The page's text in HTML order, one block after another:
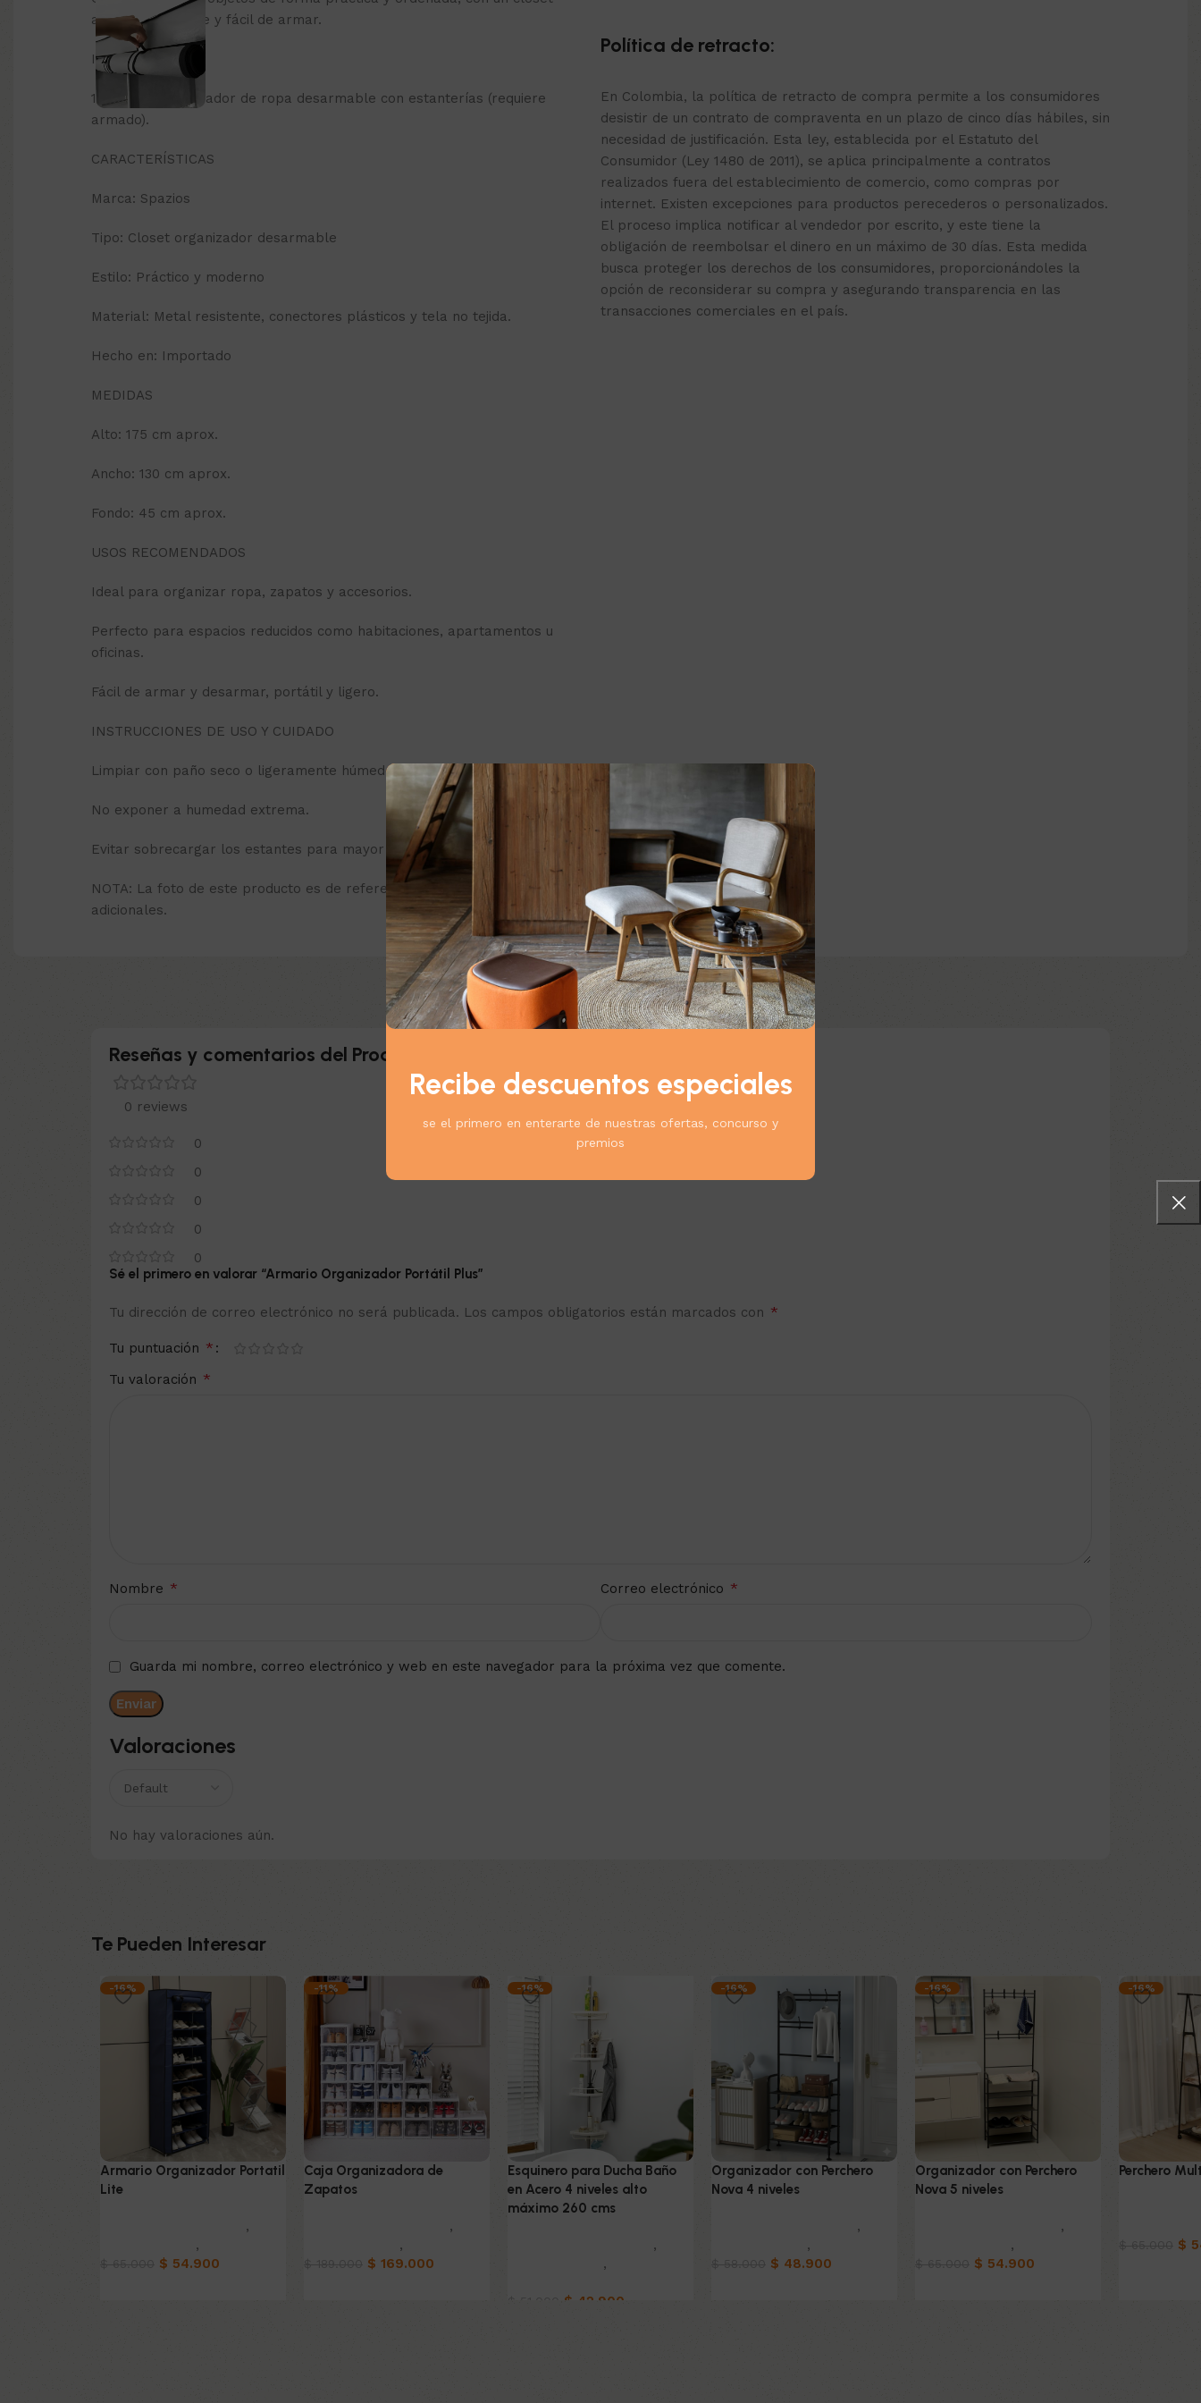
Recibe descuentos especiales
se el primero en enterarte de nuestras ofertas, concurso y
premios
amplio, resistente y fácil de armar.
INCLUYE
1 Armario organizador de ropa desarmable con estanterías (requiere
armado).
CARACTERÍSTICAS
Marca: Spazios
Tipo: Closet organizador desarmable
Estilo: Práctico y moderno
Material: Metal resistente, conectores plásticos y tela no tejida.
Hecho en: Importado
MEDIDAS
Alto: 175 cm aprox.
Ancho: 130 cm aprox.
Fondo: 45 cm aprox.
USOS RECOMENDADOS
Ideal para organizar ropa, zapatos y accesorios.
Perfecto para espacios reducidos como habitaciones, apartamentos u
oficinas.
Fácil de armar y desarmar, portátil y ligero.
INSTRUCCIONES DE USO Y CUIDADO
Limpiar con paño seco o ligeramente húmedo.
No exponer a humedad extrema.
Evitar sobrecargar los estantes para mayor durabilidad.
NOTA: La foto de este producto es de referencia. No incluye accesorios
adicionales.
Política de retracto:
En Colombia, la política de retracto de compra permite a los consumidores
desistir de un contrato de compraventa en un plazo de cinco días hábiles, sin
necesidad de justificación. Esta ley, establecida por el Estatuto del
Consumidor (Ley 1480 de 2011), se aplica principalmente a contratos
realizados fuera del establecimiento de comercio, como compras por
internet. Existen excepciones para productos perecederos o personalizados.
El proceso implica notificar al vendedor por escrito, y este tiene la
obligación de reembolsar el dinero en un máximo de 30 días. Esta medida
busca proteger los derechos de los consumidores, proporcionándoles la
opción de reconsiderar su compra y asegurando transparencia en las
transacciones comerciales en el país.
Reseñas y comentarios del Producto:
0 reviews
0
0
0
0
0
Valoraciones
No hay valoraciones aún.
Sé el primero en valorar “Armario Organizador Portátil Plus”
Tu dirección de correo electrónico no será publicada. Los campos obligatorios están marcados con *
Tu puntuación *
Tu valoración *
Nombre * Correo electrónico *
Guarda mi nombre, correo electrónico y web en este navegador para la próxima vez que comente.
Te Pueden Interesar
-16%
Armario Organizador Portatil
Lite
,
,
$ 54.900
-11%
Caja Organizadora de
Zapatos
,
,
$ 169.000
-16%
Esquinero para Ducha Baño
en Acero 4 niveles alto
máximo 260 cms
,
,
$ 42.900
-16%
Organizador con Perchero
Nova 4 niveles
,
,
$ 48.900
-16%
Organizador con Perchero
Nova 5 niveles
,
,
$ 54.900
-16%
Perchero
$